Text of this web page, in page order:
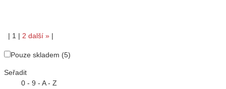
| 1 | 2 další » |
Pouze skladem (5)
Seřadit
0 - 9 - A - Z